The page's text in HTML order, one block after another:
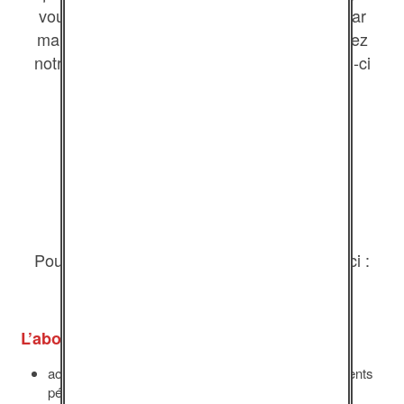
vous sera ensuite envoyé dans la journée par
mail. Ou sinon, encore plus simple, complétez
notre
. Celui-ci
Pour un paiement par carte bancaire, c’est ici :
L’abonnement annuel, à 89,90€ :
accès à l’intégralité des programmes et des documents
pédagogiques